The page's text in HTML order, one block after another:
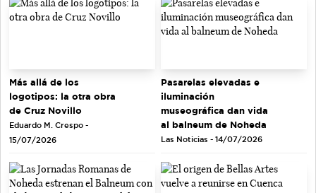
Más allá de los
logotipos: la otra obra
de Cruz Novillo
Eduardo M. Crespo -
15/07/2026
Pasarelas elevadas e
iluminación
museográfica dan vida
al balneum de Noheda
Las Noticias - 14/07/2026